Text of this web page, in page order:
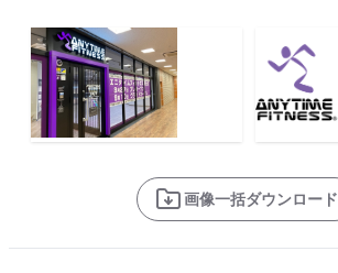
画像一括ダウンロード